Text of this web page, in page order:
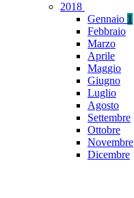
2018
Gennaio 1
Febbraio
Marzo
Aprile
Maggio
Giugno
Luglio
Agosto
Settembre
Ottobre
Novembre
Dicembre